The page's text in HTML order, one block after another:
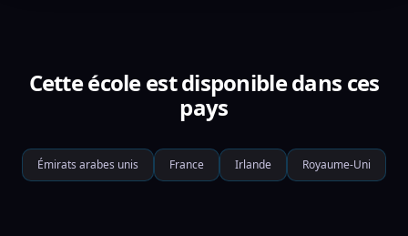
Cette école est disponible dans ces
pays
Émirats arabes unis France Irlande Royaume-Uni